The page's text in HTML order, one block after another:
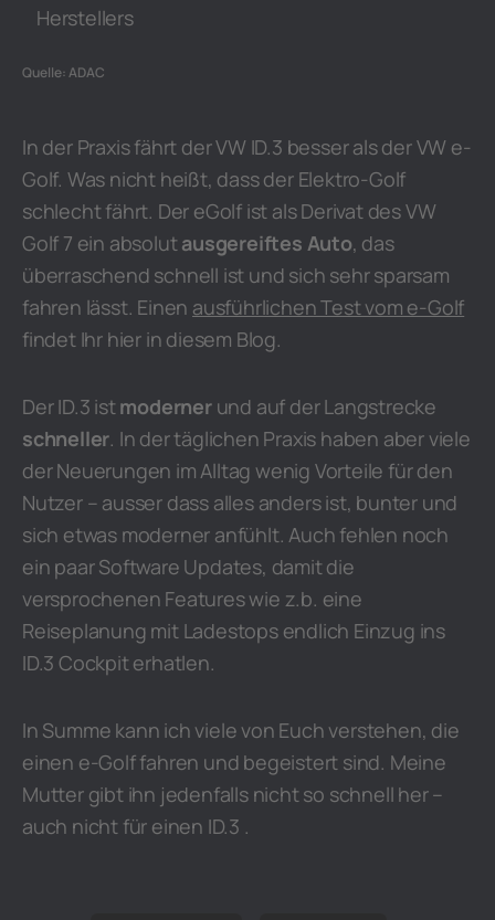
Herstellers
Quelle: ADAC
In der Praxis fährt der VW ID.3 besser als der VW e-
Golf. Was nicht heißt, dass der Elektro-Golf
schlecht fährt. Der eGolf ist als Derivat des VW
Golf 7 ein absolutausgereiftes Auto, das
überraschend schnell ist und sich sehr sparsam
fahren lässt. Einen ausführlichen Test vom e-Golf
findet Ihr hier in diesem Blog.
Der ID.3 istmodernerund auf der Langstrecke
schneller. In der täglichen Praxis haben aber viele
der Neuerungen im Alltag wenig Vorteile für den
Nutzer – ausser dass alles anders ist, bunter und
sich etwas moderner anfühlt. Auch fehlen noch
ein paar Software Updates, damit die
versprochenen Features wie z.b. eine
Reiseplanung mit Ladestops endlich Einzug ins
ID.3 Cockpit erhatlen.
In Summe kann ich viele von Euch verstehen, die
einen e-Golf fahren und begeistert sind. Meine
Mutter gibt ihn jedenfalls nicht so schnell her –
auch nicht für einen ID.3 .